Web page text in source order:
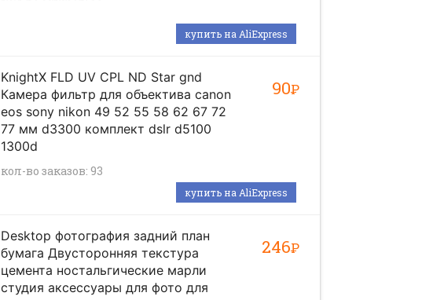
купить на AliExpress
KnightX FLD UV CPL ND Star gnd
Камера фильтр для объектива canon
eos sony nikon 49 52 55 58 62 67 72
77 мм d3300 комплект dslr d5100
1300d
кол-во заказов: 93
90Р
купить на AliExpress
Desktop фотография задний план
бумага Двусторонняя текстура
цемента ностальгические марли
студия аксессуары для фото для
246Р